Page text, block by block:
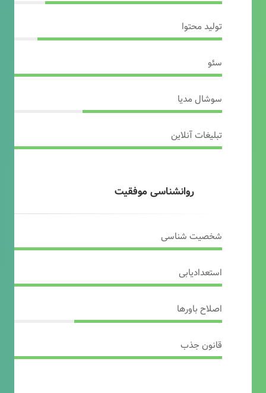
تولید محتوا
سئو
سوشال مدیا
تبلیغات آنلاین
روانشناسی موفقیت
شخصیت شناسی
استعدادیابی
اصلاح باورها
قانون جذب